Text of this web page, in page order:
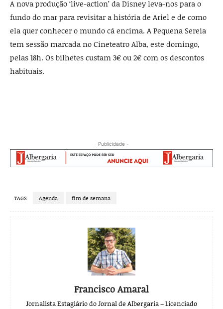
A nova produção ‘live-action’ da Disney leva-nos para o
fundo do mar para revisitar a história de Ariel e de como
ela quer conhecer o mundo cá encima. A Pequena Sereia
tem sessão marcada no Cineteatro Alba, este domingo,
pelas 18h. Os bilhetes custam 3€ ou 2€ com os descontos
habituais.
- Publicidade -
TAGS Agenda fim de semana
Francisco Amaral
Jornalista Estagiário do Jornal de Albergaria – Licenciado